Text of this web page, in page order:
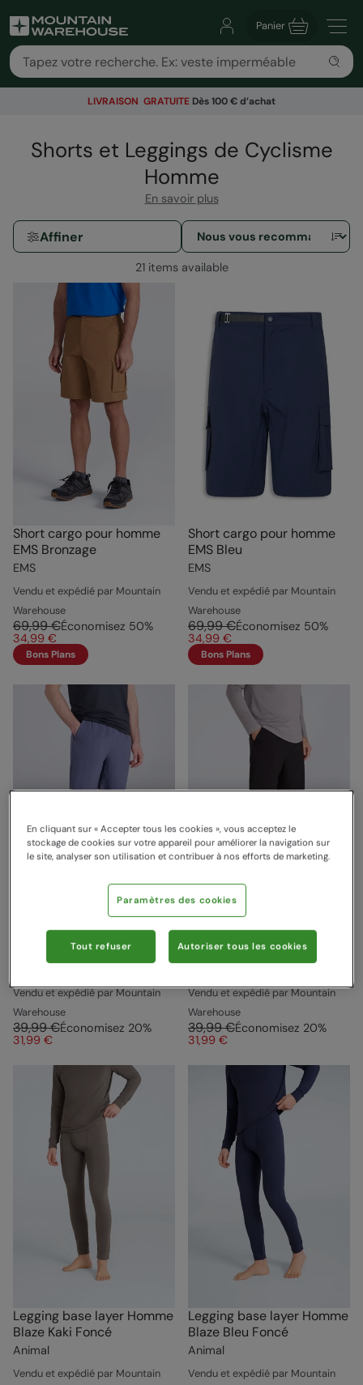
Panier
LIVRAISON GRATUITE Dès 100 € d’achat
Shorts et Leggings de Cyclisme
Homme
En savoir plus
Affiner
21 items available
Short cargo pour homme
EMS Bronzage
EMS
Vendu et expédié par Mountain
Warehouse
69,99 €Économisez 50%
34,99 €
Bons Plans
Short cargo pour homme
EMS Bleu
EMS
Vendu et expédié par Mountain
Warehouse
69,99 €Économisez 50%
34,99 €
Bons Plans
Short de sport stretch
Homme Albie Bleu
Vendu et expédié par Mountain
Warehouse
39,99 €Économisez 20%
31,99 €
Short de sport stretch
Homme Albie Noir
Vendu et expédié par Mountain
Warehouse
39,99 €Économisez 20%
31,99 €
Legging base layer Homme
Blaze Kaki Foncé
Animal
Vendu et expédié par Mountain
Legging base layer Homme
Blaze Bleu Foncé
Animal
Vendu et expédié par Mountain
En cliquant sur « Accepter tous les cookies », vous acceptez le
stockage de cookies sur votre appareil pour améliorer la navigation sur
le site, analyser son utilisation et contribuer à nos efforts de marketing.
Paramètres des cookies
Tout refuser Autoriser tous les cookies